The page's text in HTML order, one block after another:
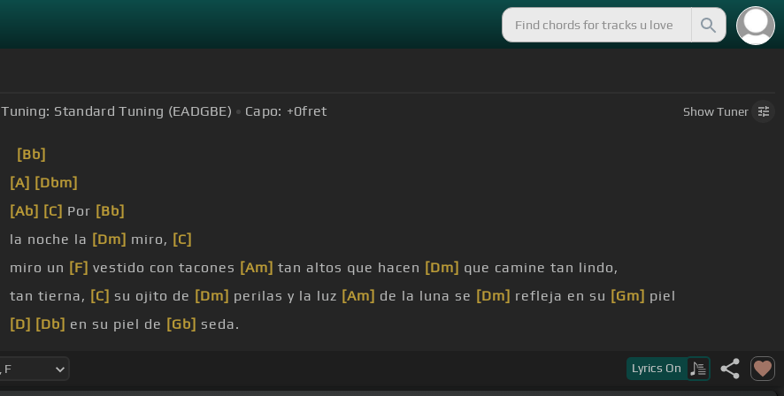
Tuning: Standard Tuning (EADGBE) Capo: +0fret ShowTuner
[Bb]
[A] [Dbm]
[Ab] [C] Por [Bb]
la noche la [Dm] miro, [C]
miro un [F] vestido con tacones [Am] tan altos que hacen [Dm] que camine tan lindo,
tan tierna, [C] su ojito de [Dm] perilas y la luz [Am] de la luna se [Dm] refleja en su [Gm] piel
[D] [Db] en su piel de [Gb] seda.
Lyrics On